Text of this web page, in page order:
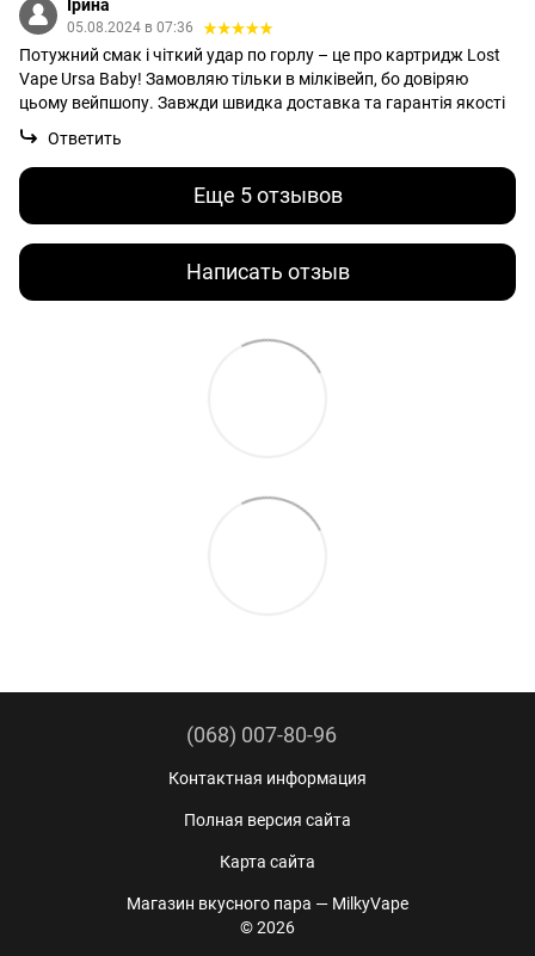
Ірина
05.08.2024 в 07:36
Потужний смак і чіткий удар по горлу – це про картридж Lost
Vape Ursa Baby! Замовляю тільки в мілківейп, бо довіряю
цьому вейпшопу. Завжди швидка доставка та гарантія якості
Ответить
Еще 5 отзывов
Написать отзыв
(068) 007-80-96
Контактная информация
Полная версия сайта
Карта сайта
Магазин вкусного пара — MilkyVape
© 2026